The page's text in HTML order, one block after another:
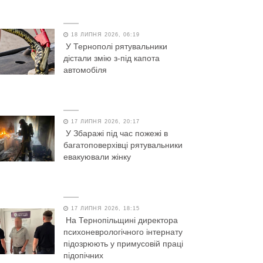
18 ЛИПНЯ 2026, 06:19
У Тернополі рятувальники
дістали змію з-під капота
автомобіля
17 ЛИПНЯ 2026, 20:17
У Збаражі під час пожежі в
багатоповерхівці рятувальники
евакуювали жінку
17 ЛИПНЯ 2026, 18:15
На Тернопільщині директора
психоневрологічного інтернату
підозрюють у примусовій праці
підопічних